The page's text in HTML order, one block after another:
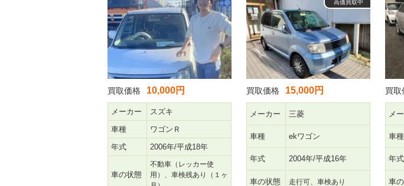
買取価格 10,000円
メーカー
スズキ
車種
ワゴンＲ
年式
2006年/平成18年
車の状態
不動車（レッカー使
用）、車検残あり（１ヶ
高価買取中
買取価格 15,000円
メーカー 三菱
車種 ekワゴン
年式 2004年/平成16年
車の状態 走行可、車検あり
買取
メ
車種
年式
車